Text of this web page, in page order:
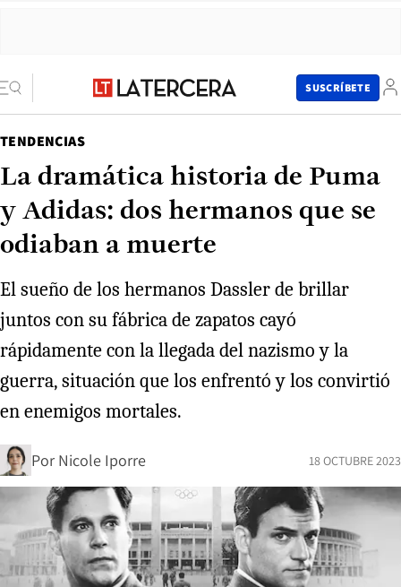
SUSCRÍBETE
TENDENCIAS
La dramática historia de Puma
y Adidas: dos hermanos que se
odiaban a muerte
El sueño de los hermanos Dassler de brillar
juntos con su fábrica de zapatos cayó
rápidamente con la llegada del nazismo y la
guerra, situación que los enfrentó y los convirtió
en enemigos mortales.
Por Nicole Iporre 18 OCTUBRE 2023